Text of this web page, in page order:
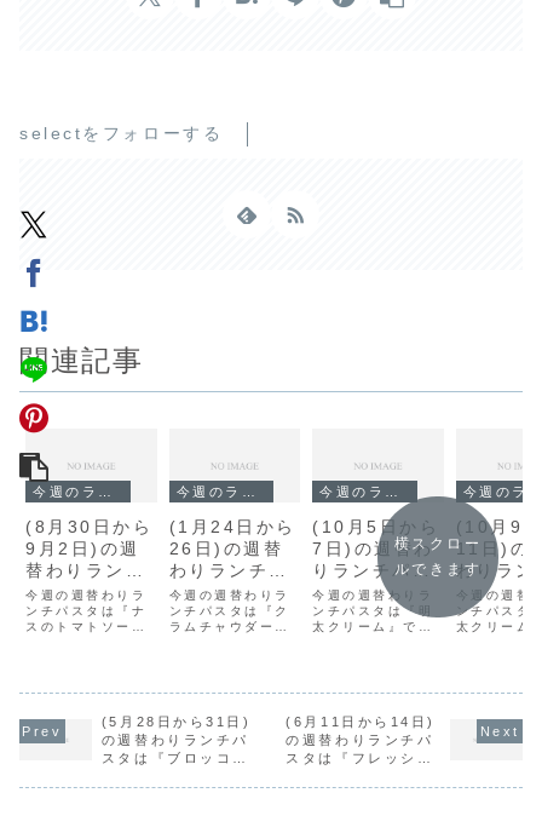
selectをフォローする
関連記事
(8月30日から
9月2日)の週
替わりランチ
パスタは『ナ
スのトマトソ
ース』です。
今週の週替わりラ
ンチパスタは『ナ
スのトマトソー
(1月24日から
26日)の週替
わりランチパ
スタは『クラ
ムチャウダー
風』です。
今週の週替わりラ
ンチパスタは『ク
ラムチャウダー
(10月5日から
7日)の週替わ
りランチパス
タは『明太ク
リーム』で
す。
今週の週替わりラ
ンチパスタは『明
太クリーム』で
(10月9
11日)の
わりラン
スタは『
クリーム
す。
今週の週替
ンチパスタ
太クリーム
横スクロー
ルできます
(5月28日から31日)
の週替わりランチパ
スタは『ブロッコリ
(6月11日から14日)
の週替わりランチパ
スタは『フレッシュ